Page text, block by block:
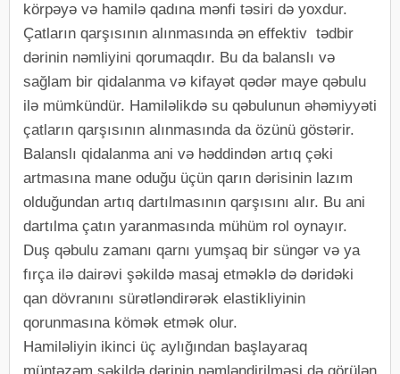
körpəyə və hamilə qadına mənfi təsiri də yoxdur.
Çatların qarşısının alınmasında ən effektiv tədbir
dərinin nəmliyini qorumaqdır. Bu da balanslı və
sağlam bir qidalanma və kifayət qədər maye qəbulu
ilə mümkündür. Hamiləlikdə su qəbulunun əhəmiyyəti
çatların qarşısının alınmasında da özünü göstərir.
Balanslı qidalanma ani və həddindən artıq çəki
artmasına mane oduğu üçün qarın dərisinin lazım
olduğundan artıq dartılmasının qarşısını alır. Bu ani
dartılma çatın yaranmasında mühüm rol oynayır.
Duş qəbulu zamanı qarnı yumşaq bir süngər və ya
fırça ilə dairəvi şəkildə masaj etməklə də dəridəki
qan dövranını sürətləndirərək elastikliyinin
qorunmasına kömək etmək olur.
Hamiləliyin ikinci üç aylığından başlayaraq